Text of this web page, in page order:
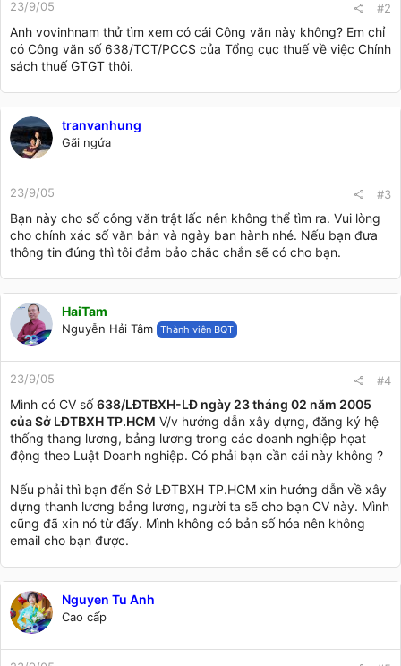
23/9/05 #2
Anh vovinhnam thử tìm xem có cái Công văn này không? Em chỉ
có Công văn số 638/TCT/PCCS của Tổng cục thuế về việc Chính
sách thuế GTGT thôi.
tranvanhung
Gãi ngứa
23/9/05 #3
Bạn này cho số công văn trật lấc nên không thể tìm ra. Vui lòng
cho chính xác số văn bản và ngày ban hành nhé. Nếu bạn đưa
thông tin đúng thì tôi đảm bảo chắc chắn sẽ có cho bạn.
HaiTam
Nguyễn Hải Tâm Thành viên BQT
23/9/05 #4
Mình có CV số638/LĐTBXH-LĐ ngày 23 tháng 02 năm 2005
của Sở LĐTBXH TP.HCM V/v hướng dẫn xây dựng, đăng ký hệ
thống thang lương, bảng lương trong các doanh nghiệp họat
động theo Luật Doanh nghiệp. Có phải bạn cần cái này không ?
Nếu phải thì bạn đến Sở LĐTBXH TP.HCM xin hướng dẫn về xây
dựng thanh lương bảng lương, người ta sẽ cho bạn CV này. Mình
cũng đã xin nó từ đấy. Mình không có bản số hóa nên không
email cho bạn được.
Nguyen Tu Anh
Cao cấp